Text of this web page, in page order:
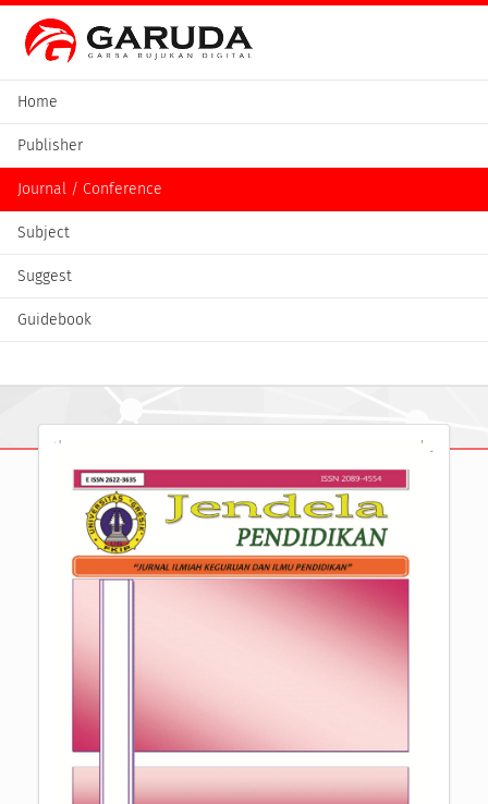
Home
Publisher
Journal / Conference
Subject
Suggest
Guidebook